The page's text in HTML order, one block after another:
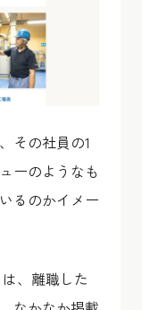
その社員の1
ーのようなも
るのかイメー
、離職した